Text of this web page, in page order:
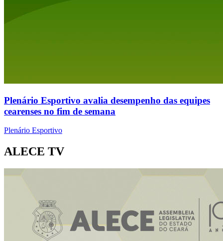
Plenário Esportivo avalia desempenho das equipes
cearenses no fim de semana
Plenário Esportivo
ALECE TV